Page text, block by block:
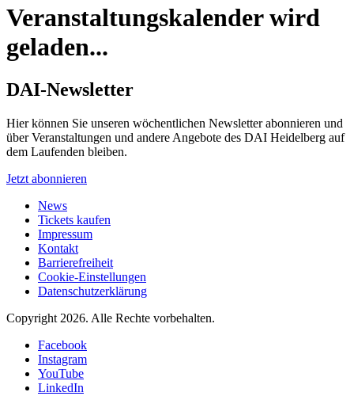
Veranstaltungskalender wird
geladen...
DAI-Newsletter
Hier können Sie unseren wöchentlichen Newsletter abonnieren und
über Veranstaltungen und andere Angebote des DAI Heidelberg auf
dem Laufenden bleiben.
Jetzt abonnieren
News
Tickets kaufen
Impressum
Kontakt
Barrierefreiheit
Cookie-Einstellungen
Datenschutzerklärung
Copyright 2026. Alle Rechte vorbehalten.
Facebook
Instagram
YouTube
LinkedIn